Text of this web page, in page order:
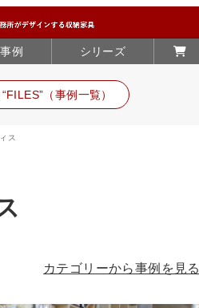
例 シリーズ
（事例一覧）
ス
カテゴリーから事例を見